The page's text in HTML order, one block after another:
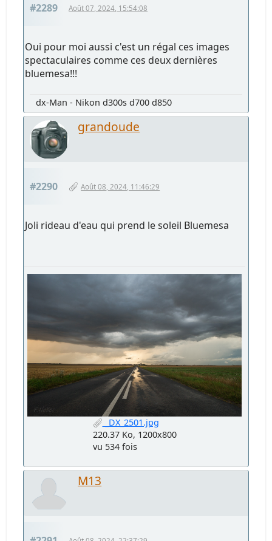
#2289 Août 07, 2024, 15:54:08
Oui pour moi aussi c'est un régal ces images
spectaculaires comme ces deux dernières
bluemesa!!!
dx-Man - Nikon d300s d700 d850
grandoude
#2290 Août 08, 2024, 11:46:29
Joli rideau d'eau qui prend le soleil Bluemesa
_DX_2501.jpg
220.37 Ko, 1200x800
vu 534 fois
M13